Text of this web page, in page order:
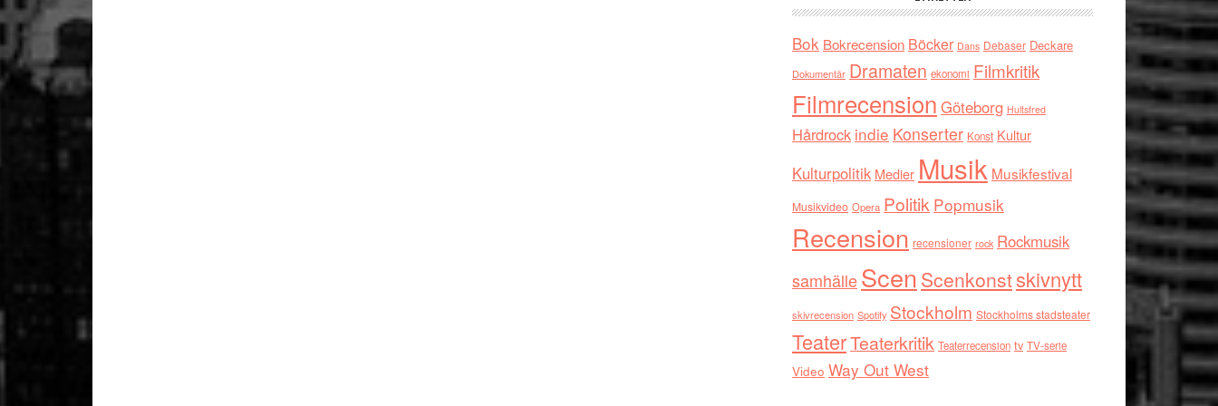
Bok Bokrecension Böcker Dans Debaser Deckare
Dokumentär Dramaten ekonomi Filmkritik
Filmrecension Göteborg Hultsfred
Hårdrock indie Konserter Konst Kultur
Kulturpolitik Medier Musik Musikfestival
Musikvideo Opera Politik Popmusik
Recension recensioner rock Rockmusik
samhälleScen Scenkonstskivnytt
skivrecension Spotify Stockholm Stockholms stadsteater
TeaterTeaterkritik Teaterrecension tv TV-serie
Video Way Out West